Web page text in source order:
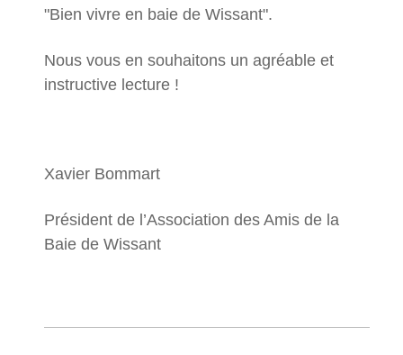
"Bien vivre en baie de Wissant".
Nous vous en souhaitons un agréable et
instructive lecture !
Xavier Bommart
Président de l’Association des Amis de la
Baie de Wissant